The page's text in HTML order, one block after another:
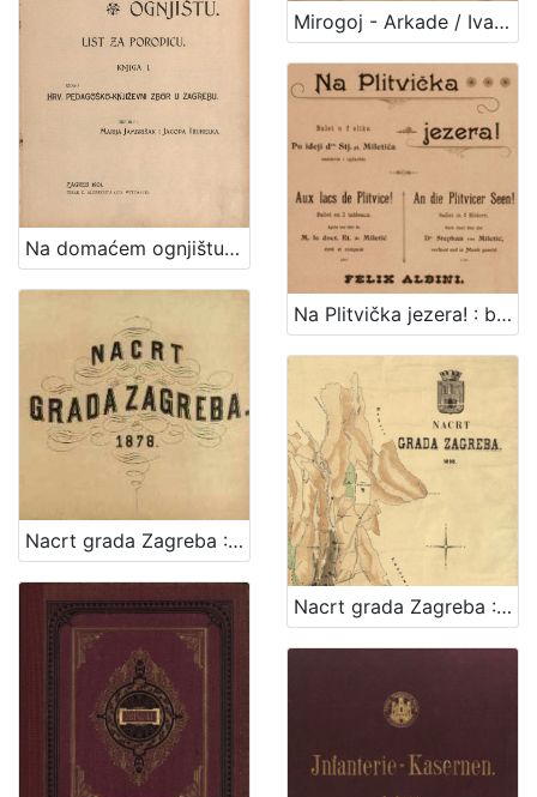
5
Mirogoj - Arkade / Ivan Standl
Na domaćem ognjištu : list za porodicu / uredile Marija Jambrišak i Jagoda Truhelka
Na Plitvička jezera! : balet u 2 slike : po ideji dra. Stj. pl Miletića = Aux lacs de Plitvice! : ballet en 2 tableaux : apres une idee de M. le doct. Et. de Miletić = An die Plitvicer Seen! : Bellet in 2 Bildern : nach einer Idee des Dr. Stephan von Miletić / sastavio i uglazbio Felix Albini
Nacrt grada Zagreba : 1878. / sastavio gradski gradjevni ured
Nacrt grada Zagreba : 1898. / sastavio gradski gradjevni ured